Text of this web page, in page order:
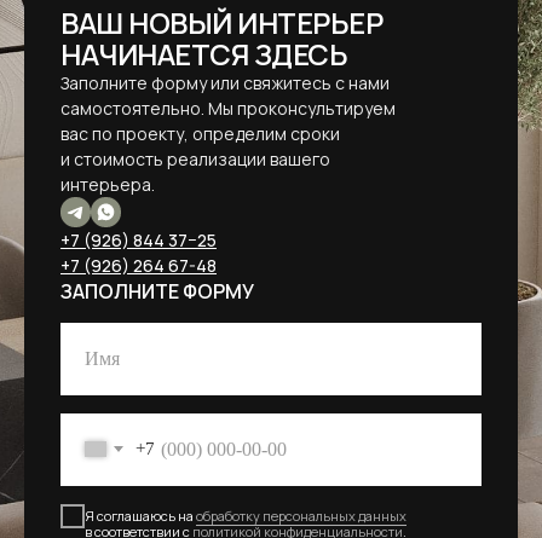
ВАШ НОВЫЙ ИНТЕРЬЕР
НАЧИНАЕТСЯ ЗДЕСЬ
Заполните форму или свяжитесь с нами
самостоятельно. Мы проконсультируем
вас по проекту, определим сроки
и стоимость реализации вашего
интерьера.
+7 (926) 844 37−25
+7 (926) 264 67-48
ЗАПОЛНИТЕ ФОРМУ
+7
Я соглашаюсь на обработку персональных данных
в соответствии с политикой конфиденциальности.